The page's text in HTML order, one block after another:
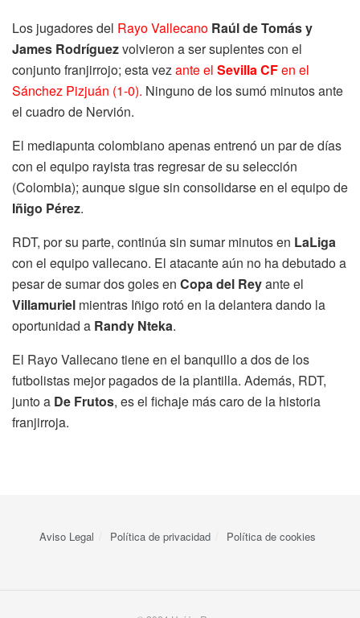
Los jugadores del Rayo Vallecano Raúl de Tomás y
James Rodríguezvolvieron a ser suplentes con el
conjunto franjirrojo; esta vez ante el Sevilla CFen el
Sánchez Pizjuán (1-0). Ninguno de los sumó minutos ante
el cuadro de Nervión.
El mediapunta colombiano apenas entrenó un par de días
con el equipo rayista tras regresar de su selección
(Colombia); aunque sigue sin consolidarse en el equipo de
Iñigo Pérez.
RDT, por su parte, continúa sin sumar minutos en LaLiga
con el equipo vallecano. El atacante aún no ha debutado a
pesar de sumar dos goles en Copa del Reyante el
Villamuriel mientras Iñigo rotó en la delantera dando la
oportunidad a Randy Nteka.
El Rayo Vallecano tiene en el banquillo a dos de los
futbolistas mejor pagados de la plantilla. Además, RDT,
junto a De Frutos, es el fichaje más caro de la historia
franjirroja.
Aviso Legal Política de privacidad Política de cookies